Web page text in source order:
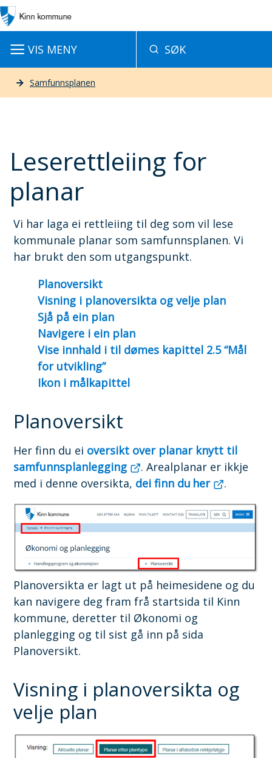
S
a
m
f
n
s
p
l
a
e
n
SØK
VIS MENY
Du Samfunnsplanen
Leserettleiing for
planar
Vi har laga ei rettleiing til deg som vil lese
kommunale planar som samfunnsplanen. Vi
har brukt den som utgangspunkt.
Planoversikt
Visning i planoversikta og velje plan
Sjå på ein plan
Navigere i ein plan
Vise innhald i til dømes kapittel 2.5 “Mål
for utvikling”
Ikon i målkapittel
Planoversikt
Her finn du ei oversikt over planar knytt til
samfunnsplanlegging
. Arealplanar er ikkje
med i denne oversikta, dei finn du her .
Planoversikta er lagt ut på heimesidene og du
kan navigere deg fram frå startsida til Kinn
kommune, deretter til Økonomi og
planlegging og til sist gå inn på sida
Planoversikt.
Visning i planoversikta og
velje plan